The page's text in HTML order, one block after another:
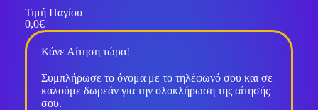
Τιμή Παγίου
0,0€
Κάνε Αίτηση τώρα!
Συμπλήρωσε το όνομα με το τηλέφωνό σου και σε
καλούμε δωρεάν για την ολοκλήρωση της αίτησής
σου.